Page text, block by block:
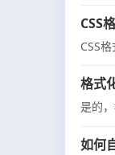
CSS
CSS
格式
是的
如何